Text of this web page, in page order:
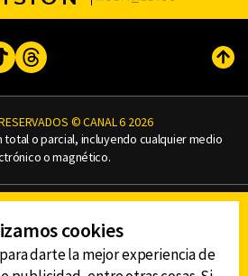
TikTokThreads
© CANAL 6 2026
o parcial, incluyendo cualquier medio
o magnético.
DE PRIVACIDAD
DE LAS AUDIENCIAS
cookies
darte la mejor experiencia de